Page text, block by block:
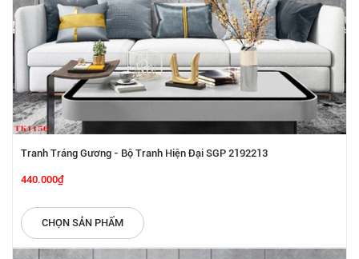
Tranh Tráng Gương - Bộ Tranh Hiện Đại SGP 2192213
440.000₫
CHỌN SẢN PHẨM